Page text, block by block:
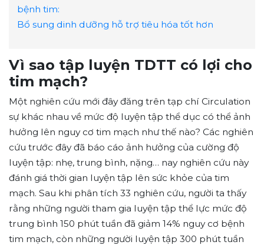
bệnh tim:
Bổ sung dinh dưỡng hỗ trợ tiêu hóa tốt hơn
Vì sao tập luyện TDTT có lợi cho
tim mạch?
Một nghiên cứu mới đây đăng trên tạp chí Circulation
sự khác nhau về mức độ luyện tập thể dục có thể ảnh
hưởng lên nguy cơ tim mạch như thế nào? Các nghiên
cứu trước đây đã báo cáo ảnh hưởng của cường độ
luyện tập: nhẹ, trung bình, nặng… nay nghiên cứu này
đánh giá thời gian luyện tập lên sức khỏe của tim
mạch. Sau khi phân tích 33 nghiên cứu, người ta thấy
rằng những người tham gia luyện tập thể lực mức độ
trung bình 150 phút tuần đã giảm 14% nguy cơ bệnh
tim mạch, còn những người luyện tập 300 phút tuần